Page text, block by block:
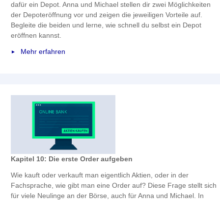
dafür ein Depot. Anna und Michael stellen dir zwei Möglichkeiten
der Depoteröffnung vor und zeigen die jeweiligen Vorteile auf.
Begleite die beiden und lerne, wie schnell du selbst ein Depot
eröffnen kannst.
Mehr erfahren
Kapitel 10: Die erste Order aufgeben
Wie kauft oder verkauft man eigentlich Aktien, oder in der
Fachsprache, wie gibt man eine Order auf? Diese Frage stellt sich
für viele Neulinge an der Börse, auch für Anna und Michael. In